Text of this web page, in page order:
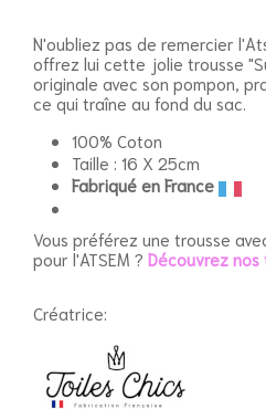
N'oubliez pas de remercier
offrez lui cette jolie trousse
originale avec son pompon,
ce qui traîne au fond du sac.
100% Coton
Taille : 16 X 25cm
Fabriqué en France
Vous préférez une trousse
pour l'ATSEM ? Découvrez
Créatrice: